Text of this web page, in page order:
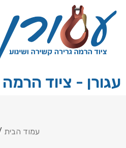
עגורן - ציוד
עמוד הבית